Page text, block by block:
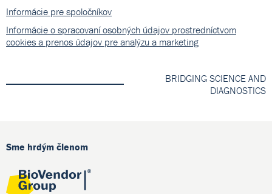
Informácie pre spoločníkov
Informácie o spracovaní osobných údajov prostredníctvom
cookies a prenos údajov pre analýzu a marketing
BRIDGING SCIENCE AND
DIAGNOSTICS
Sme hrdým členom